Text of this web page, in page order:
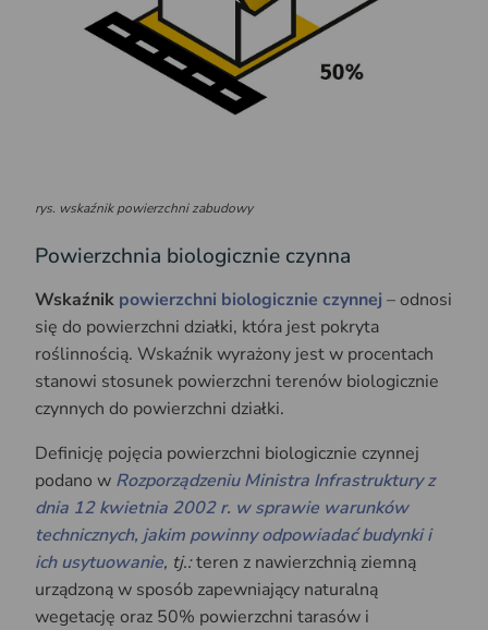
rys. wskaźnik powierzchni zabudowy
Powierzchnia biologicznie czynna
Wskaźnik powierzchni biologicznie czynnej – odnosi
się do powierzchni działki, która jest pokryta
roślinnością. Wskaźnik wyrażony jest w procentach
stanowi stosunek powierzchni terenów biologicznie
czynnych do powierzchni działki.
Definicję pojęcia powierzchni biologicznie czynnej
podano w Rozporządzeniu Ministra Infrastruktury z
dnia 12 kwietnia 2002 r. w sprawie warunków
technicznych, jakim powinny odpowiadać budynki i
ich usytuowanie, tj.:teren z nawierzchnią ziemną
urządzoną w sposób zapewniający naturalną
wegetację oraz 50% powierzchni tarasów i